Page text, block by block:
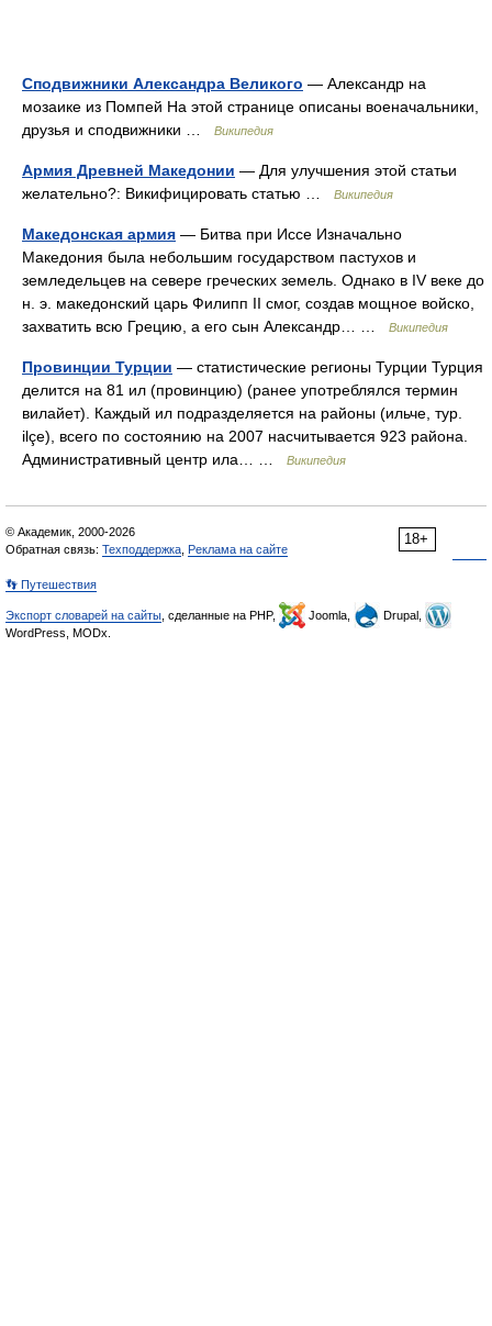
Сподвижники Александра Великого — Александр на
мозаике из Помпей На этой странице описаны военачальники,
друзья и сподвижники …
Википедия
Армия Древней Македонии — Для улучшения этой статьи
желательно?: Викифицировать статью …
Википедия
Македонская армия — Битва при Иссе Изначально
Македония была небольшим государством пастухов и
земледельцев на севере греческих земель. Однако в IV веке до
н. э. македонский царь Филипп II смог, создав мощное войско,
захватить всю Грецию, а его сын Александр… …
Википедия
Провинции Турции — статистические регионы Турции Турция
делится на 81 ил (провинцию) (ранее употреблялся термин
вилайет). Каждый ил подразделяется на районы (ильче, тур.
ilçe), всего по состоянию на 2007 насчитывается 923 района.
Административный центр ила… …
Википедия
18+
© Академик, 2000-2026
Обратная связь: Техподдержка Реклама на сайте
👣 Путешествия
Экспорт словарей на сайты , сделанные на PHP, Joomla,
Drupal,
WordPress, MODx.